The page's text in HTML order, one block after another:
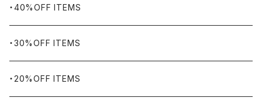
BHADUR
Bills KHAKIS
BLUCO
ネックレス・ペンダント
ピンズ・ブローチ
腕時計
アウトドア用品
ナバホラグ・ビンテージラグ
ブランケット
・40%OFF ITEMS
・30%OFF ITEMS
・20%OFF ITEMS